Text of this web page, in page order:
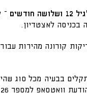
–
בכניסה לאצטדיון.
קורונה מהירות
בבעיה מכל סוג